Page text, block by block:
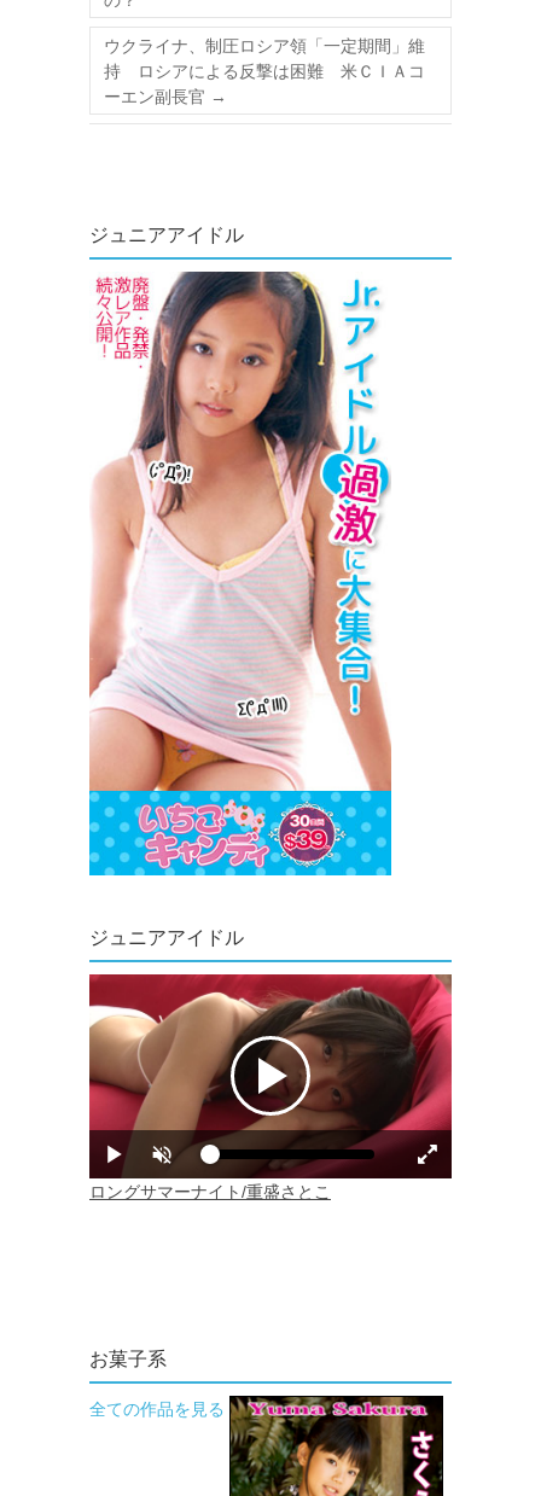
ウクライナ、制圧ロシア領「一定期間」維
持 ロシアによる反撃は困難 米ＣＩＡコ
ーエン副長官 →
ジュニアアイドル
ジュニアアイドル
お菓子系
全ての作品を見る